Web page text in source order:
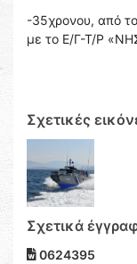
-35χρονου, από το
με το Ε/Γ-Τ/Ρ
Σχετικές
Σχετικά
0624395